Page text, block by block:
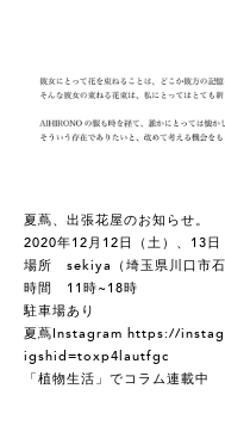
夏蔦、出張花屋のお知らせ。
2020年12月12日（土）、13日
場所 sekiya（埼玉県川口市石
時間 11時~18時
駐車場あり
夏蔦Instagram https://
igshid=toxp4lautfgc
「植物生活」でコラム連載中